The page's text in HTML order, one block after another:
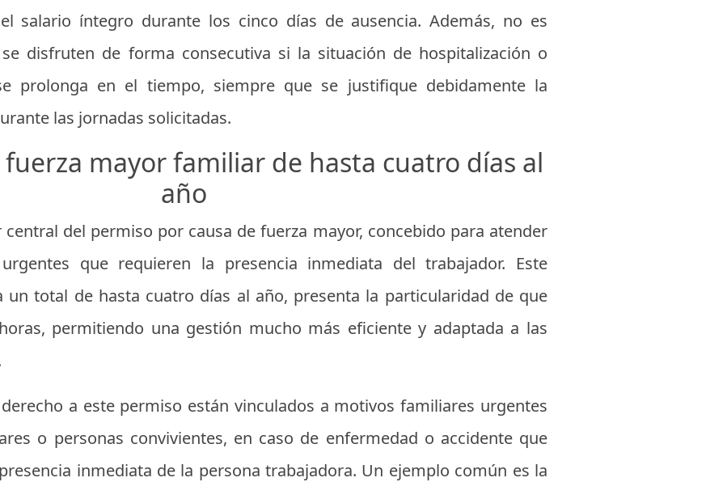
salario íntegro durante los cinco días de ausencia. Además, no es
disfruten de forma consecutiva si la situación de hospitalización o
prolonga en el tiempo, siempre que se justifique debidamente la
las jornadas solicitadas.
mayor familiar de hasta cuatro días al
año
del permiso por causa de fuerza mayor, concebido para atender
que requieren la presencia inmediata del trabajador. Este
un total de hasta cuatro días al año, presenta la particularidad de que
permitiendo una gestión mucho más eficiente y adaptada a las
a este permiso están vinculados a motivos familiares urgentes
o personas convivientes, en caso de enfermedad o accidente que
inmediata de la persona trabajadora. Un ejemplo común es la